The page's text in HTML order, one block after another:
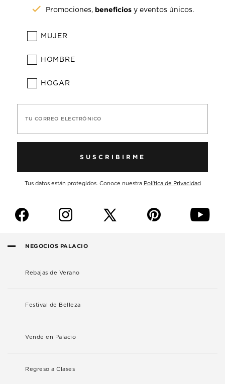
Promociones, beneficios y eventos únicos.
MUJER
HOMBRE
HOGAR
TU CORREO ELECTRÓNICO
SUSCRIBIRME
Tus datos están protegidos. Conoce nuestra Política de Privacidad
f i p y
NEGOCIOS PALACIO
Rebajas de Verano
Festival de Belleza
Vende en Palacio
Regreso a Clases